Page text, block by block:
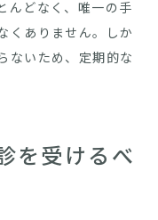
んどなく、唯一の手
くありません。しか
ないため、定期的な
を受けるべ